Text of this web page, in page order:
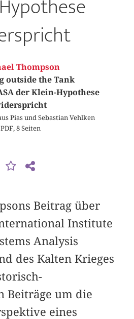
Thompson
outside the Tank
der Klein-Hypothese
Pias und Sebastian Vehlken
PDF, 8 Seiten
Beitrag über
Institute
Analysis
des Kalten Krieges
Beiträge um die
eines